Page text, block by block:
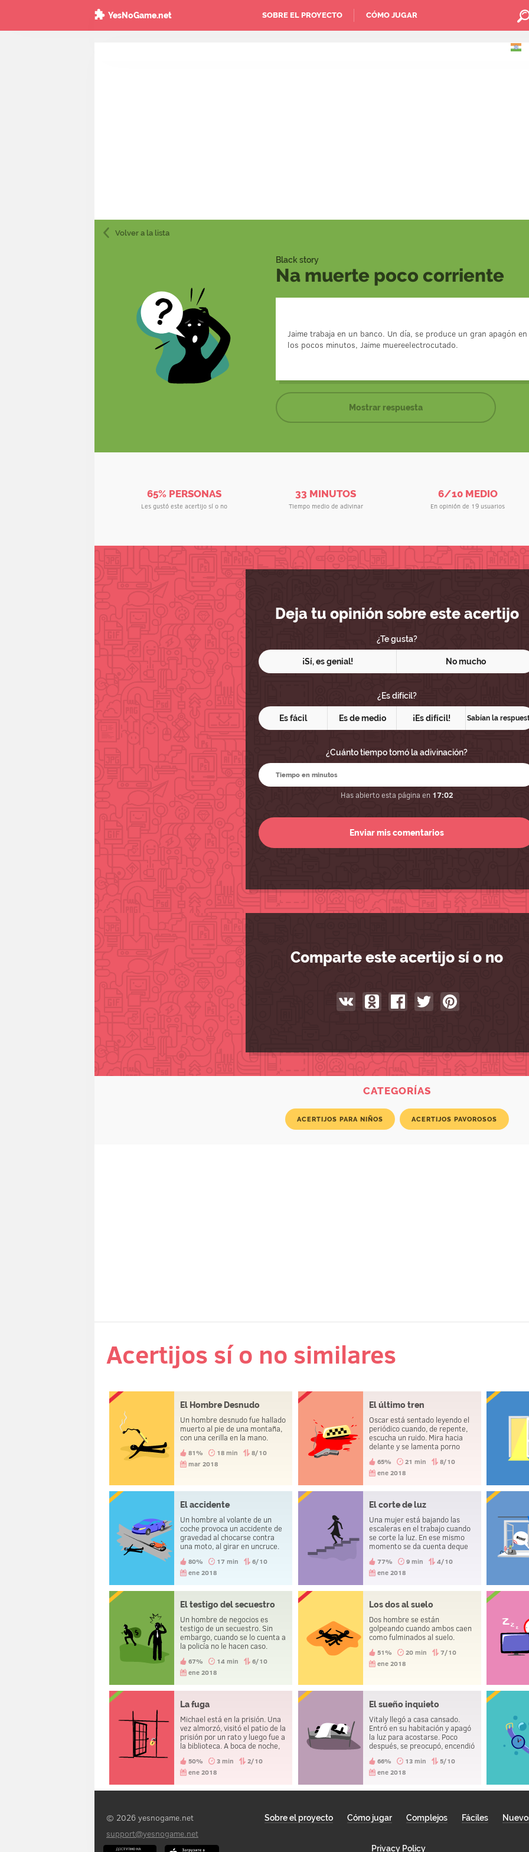
SOBRE EL PROYECTO CÓMO JUGAR
YesNoGame.net
Volver a la lista
Black story
Na muerte poco corriente
Jaime trabaja en un banco. Un día, se produce un gran apagón
los pocos minutos, Jaime muereelectrocutado.
Jaime era informático y aquel día decidió trabajar
banco. De repente se produjo unatormenta,
estaba pensando en marcharse a
Mostrar respuesta
Deja tu opinión sobre este acertijo
¿Te gusta?
¡Sí, es genial! No mucho
¿Es difícil?
Es fácil Es de medio ¡Es difícil! Sabían la
¿Cuánto tiempo tomó la adivinación?
Has abierto esta página en 17:02
Comparte este acertijo sí o no
65% PERSONAS
Les gustó este acertijo sí o no
33 MINUTOS
Tiempo medio de adivinar
6/10 MEDIO
En opinión de 19 usuarios
CATEGORÍAS
ACERTIJOS PARA NIÑOS ACERTIJOS PAVOROSOS
Acertijos sí o no similares
El Hombre Desnudo
Un hombre desnudo fue hallado
muerto al pie de una montaña,
con una cerilla en la mano.
81% 18 min
8/10
mar 2018
El último tren
Oscar está sentado leyendo el
periódico cuando, de repente,
escucha un ruido. Mira hacia
delante y se lamenta porno
Poco después se suicida.
65% 21 min
8/10
ene 2018
El accidente
Un hombre al volante de un
coche provoca un accidente de
gravedad al chocarse contra
una moto, al girar en uncruce.
llevan a la comisaría a otro
hombre. Al que iba al volante, lo
80% 17 min
6/10
ene 2018
El corte de luz
Una mujer está bajando las
escaleras en el trabajo cuando
se corte la luz. En ese mismo
momento se da cuenta deque
77% 9 min
4/10
ene 2018
El testigo del secuestro
Un hombre de negocios es
testigo de un secuestro. Sin
embargo, cuando se lo cuenta a
la policía no le hacen caso.
67% 14 min
6/10
ene 2018
Los dos al suelo
Dos hombre se están
golpeando cuando ambos caen
como fulminados al suelo.
51% 20 min
7/10
ene 2018
La fuga
Michael está en la prisión. Una
vez almorzó, visitó el patio de la
prisión por un rato y luego fue a
la biblioteca. A boca de noche,
cámaras de seguridad, se
cambió de ropa. Luego salió de
lo hizo?
50% 3 min
2/10
ene 2018
El sueño inquieto
Vitaly llegó a casa cansado.
Entró en su habitación y apagó
la luz para acostarse. Poco
después, se preocupó, encendió
alrededor. Luego apagó la luz y
trató de volver a dormir. Lo hizo
debajo de su cama y encontrar
66% 13 min
5/10
ene 2018
Sobre el proyecto Cómo jugar Complejos Fáciles
Privacy Policy
© 2026 yesnogame.net
support@yesnogame.net